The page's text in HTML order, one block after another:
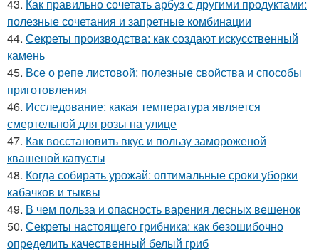
43. Как правильно сочетать арбуз с другими продуктами:
полезные сочетания и запретные комбинации
44. Секреты производства: как создают искусственный
камень
45. Все о репе листовой: полезные свойства и способы
приготовления
46. Исследование: какая температура является
смертельной для розы на улице
47. Как восстановить вкус и пользу замороженой
квашеной капусты
48. Когда собирать урожай: оптимальные сроки уборки
кабачков и тыквы
49. В чем польза и опасность варения лесных вешенок
50. Секреты настоящего грибника: как безошибочно
определить качественный белый гриб